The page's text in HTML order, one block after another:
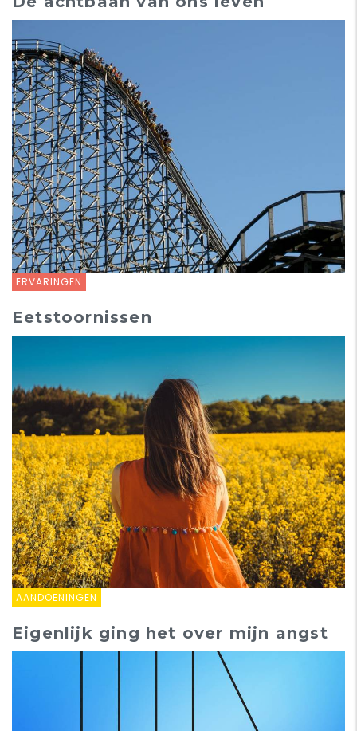
ERVARINGEN
AANDOENINGEN
Eetstoornissen
Eigenlijk ging het over mijn angst